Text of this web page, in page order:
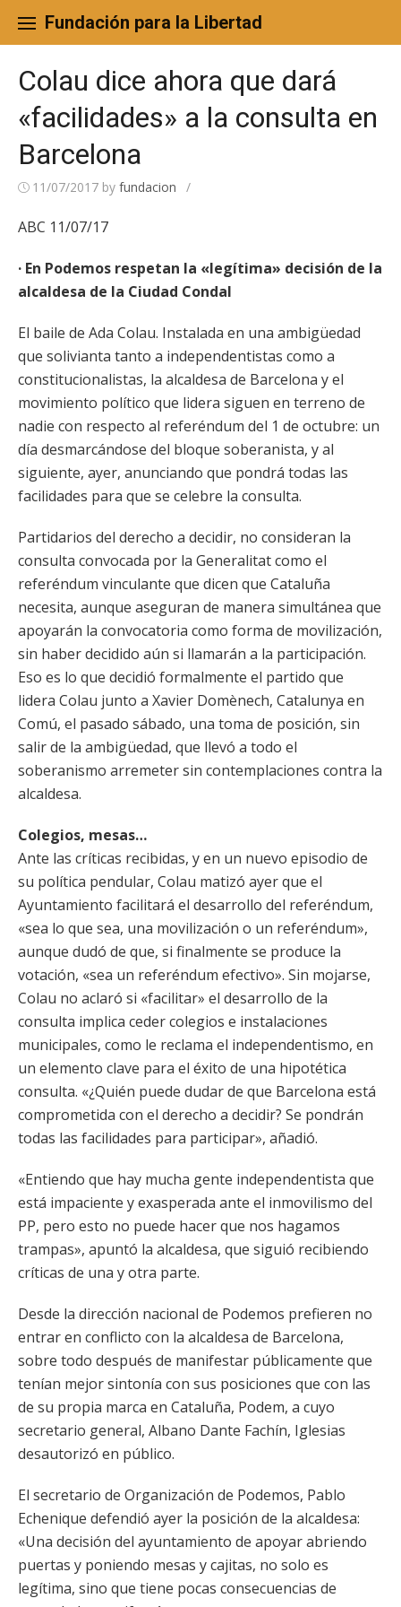
content
Fundación para la Libertad
Colau dice ahora que dará
«facilidades» a la consulta en
Barcelona
11/07/2017 by fundacion /
ABC 11/07/17
· En Podemos respetan la «legítima» decisión de la
alcaldesa de la Ciudad Condal
El baile de Ada Colau. Instalada en una ambigüedad
que solivianta tanto a independentistas como a
constitucionalistas, la alcaldesa de Barcelona y el
movimiento político que lidera siguen en terreno de
nadie con respecto al referéndum del 1 de octubre: un
día desmarcándose del bloque soberanista, y al
siguiente, ayer, anunciando que pondrá todas las
facilidades para que se celebre la consulta.
Partidarios del derecho a decidir, no consideran la
consulta convocada por la Generalitat como el
referéndum vinculante que dicen que Cataluña
necesita, aunque aseguran de manera simultánea que
apoyarán la convocatoria como forma de movilización,
sin haber decidido aún si llamarán a la participación.
Eso es lo que decidió formalmente el partido que
lidera Colau junto a Xavier Domènech, Catalunya en
Comú, el pasado sábado, una toma de posición, sin
salir de la ambigüedad, que llevó a todo el
soberanismo arremeter sin contemplaciones contra la
alcaldesa.
Colegios, mesas…
Ante las críticas recibidas, y en un nuevo episodio de
su política pendular, Colau matizó ayer que el
Ayuntamiento facilitará el desarrollo del referéndum,
«sea lo que sea, una movilización o un referéndum»,
aunque dudó de que, si finalmente se produce la
votación, «sea un referéndum efectivo». Sin mojarse,
Colau no aclaró si «facilitar» el desarrollo de la
consulta implica ceder colegios e instalaciones
municipales, como le reclama el independentismo, en
un elemento clave para el éxito de una hipotética
consulta. «¿Quién puede dudar de que Barcelona está
comprometida con el derecho a decidir? Se pondrán
todas las facilidades para participar», añadió.
«Entiendo que hay mucha gente independentista que
está impaciente y exasperada ante el inmovilismo del
PP, pero esto no puede hacer que nos hagamos
trampas», apuntó la alcaldesa, que siguió recibiendo
críticas de una y otra parte.
Desde la dirección nacional de Podemos prefieren no
entrar en conflicto con la alcaldesa de Barcelona,
sobre todo después de manifestar públicamente que
tenían mejor sintonía con sus posiciones que con las
de su propia marca en Cataluña, Podem, a cuyo
secretario general, Albano Dante Fachín, Iglesias
desautorizó en público.
El secretario de Organización de Podemos, Pablo
Echenique defendió ayer la posición de la alcaldesa:
«Una decisión del ayuntamiento de apoyar abriendo
puertas y poniendo mesas y cajitas, no solo es
legítima, sino que tiene pocas consecuencias de